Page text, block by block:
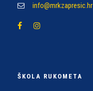
info@mrkzapresic.hr
ŠKOLA RUKOMETA